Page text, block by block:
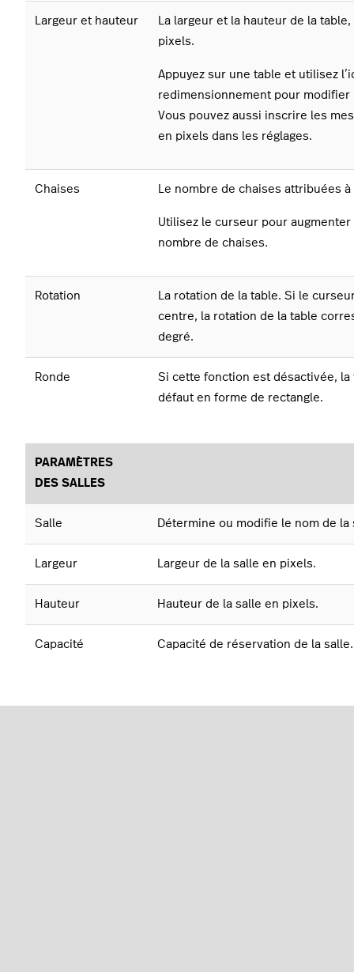
Largeur et hauteur
La largeur et la hauteur de la
pixels.
Appuyez sur une table et utilisez
redimensionnement pour modifier
Vous pouvez aussi inscrire les
en pixels dans les réglages.
Chaises Le nombre de chaises attribuées à
Utilisez le curseur pour
nombre de chaises.
Rotation
La rotation de la table. Si le
centre, la rotation de la table
degré.
Ronde
Si cette fonction est désactivée, la
défaut en forme de rectangle.
PARAMÈTRES
DES SALLES
Salle Détermine ou modifie le nom de la
Largeur Largeur de la salle en pixels.
Hauteur Hauteur de la salle en pixels.
Capacité Capacité de réservation de la salle.